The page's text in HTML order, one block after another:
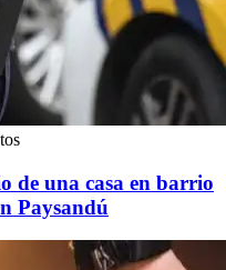
de una casa en barrio
Paysandú